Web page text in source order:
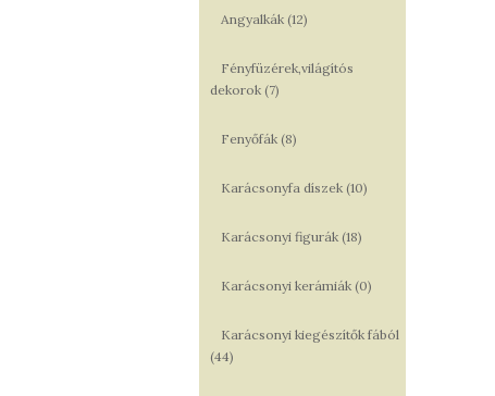
Angyalkák (12)
Fényfüzérek,világítós
dekorok (7)
Fenyőfák (8)
Karácsonyfa díszek (10)
Karácsonyi figurák (18)
Karácsonyi kerámiák (0)
Karácsonyi kiegészítők fából
(44)